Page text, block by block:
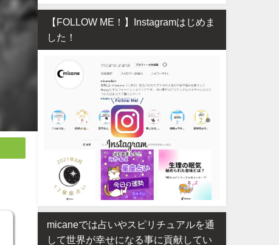
【FOLLOW ME！】Instagramはじめま
した！
micaneでは占いやスピリチュアルを通
して世界が幸せになる事に貢献してい